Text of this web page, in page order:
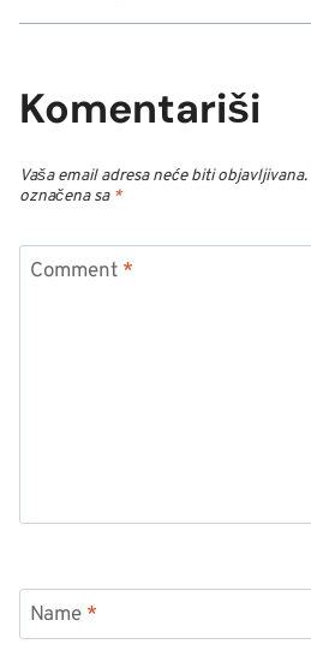
Komentariši
Vaša email adresa neće biti objavljivana.
označena sa *
Comment *
Name *